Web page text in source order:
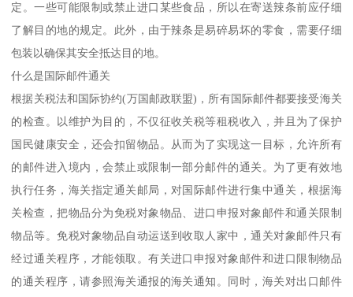
定。一些可能限制或禁止进口某些食品，所以在寄送辣条前应仔细
了解目的地的规定。此外，由于辣条是易碎易坏的零食，需要仔细
包装以确保其安全抵达目的地。
什么是国际邮件通关
根据关税法和国际协约(万国邮政联盟)，所有国际邮件都要接受海关
的检查。以维护为目的，不仅征收关税等租税收入，并且为了保护
国民健康安全，还会扣留物品。从而为了实现这一目标，允许所有
的邮件进入境内，会禁止或限制一部分邮件的通关。为了更有效地
执行任务，海关指定通关邮局，对国际邮件进行集中通关，根据海
关检查，把物品分为免税对象物品、进口申报对象邮件和通关限制
物品等。免税对象物品自动运送到收取人家中，通关对象邮件只有
经过通关程序，才能领取。有关进口申报对象邮件和进口限制物品
的通关程序，请参照海关通报的海关通知。同时，海关对出口邮件